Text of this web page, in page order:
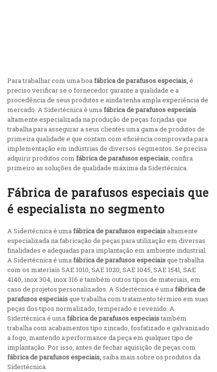
Para trabalhar com uma boafábrica de parafusos especiais,é
preciso verificar se o fornecedor garante a qualidade e a
procedência de seus produtos e ainda tenha ampla experiência de
mercado. A Sidertécnica é umafábrica de parafusos especiais
altamente especializada na produção de peças forjadas que
trabalha para assegurar a seus clientes uma gama de produtos de
primeira qualidade e que contam com eficiência comprovada para
implementação em indústrias de diversos segmentos. Se precisa
adquirir produtos com fábrica de parafusos especiais, confira
primeiro as soluções de qualidade máxima da Sidertécnica.
Fábrica de parafusos especiais que
é especialista no segmento
A Sidertécnica é umafábrica de parafusos especiais altamente
especializada na fabricação de peças para utilização em diversas
finalidades e adequadas para implantação em ambiente industrial.
A Sidertécnica é umafábrica de parafusos especiaisque trabalha
com os materiais SAE 1010, SAE 1020, SAE 1045, SAE 1541, SAE
4140, inox 304, inox 316 e também outros tipos de materiais, em
caso de projetos personalizados. A Sidertécnica é umafábrica de
parafusos especiaisque trabalha com tratamento térmico em suas
peças dos tipos normalizado, temperado e revenido. A
Sidertécnica é umafábrica de parafusos especiaistambém
trabalha com acabamentos tipo zincado, fosfatizado e galvanizado
a fogo, mantendo a performance da peça em qualquer tipo de
implantação. Por isso, antes de fechar aquisição de peças com
fábrica de parafusos especiais,saiba mais sobre os produtos da
Sidertécnica.